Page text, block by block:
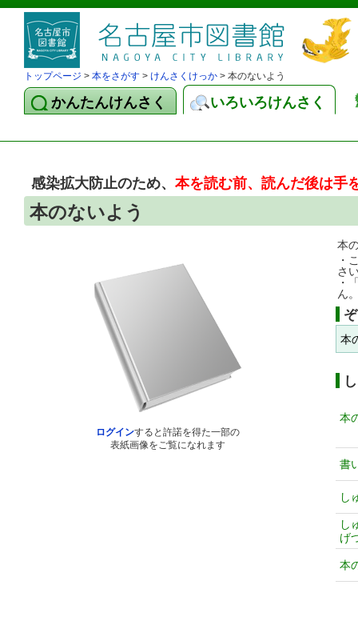
トップページ > 本をさがす > けんさくけっか > 本のないよう
かんたんけんさく いろいろけんさく
感染拡大防止のため、本を読む前、読んだ後は手
本のないよう
ログインすると許諾を得た一部の
表紙画像をご覧になれます
本
・
さ
・
ん
本
本
書
し
し
げ
本